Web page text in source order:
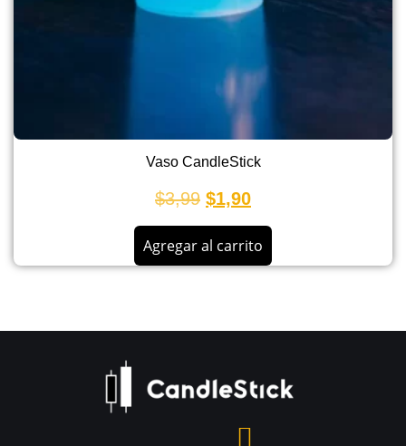
Vaso CandleStick
$3,99 $1,90
Agregar al carrito